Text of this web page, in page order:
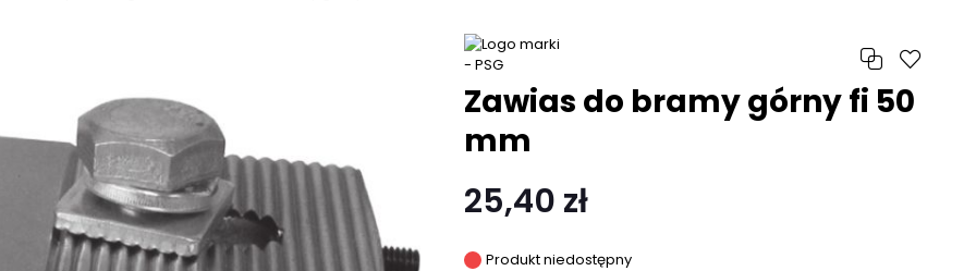
Zawias do bramy górny fi 50
mm
25,40 zł
Produkt niedostępny